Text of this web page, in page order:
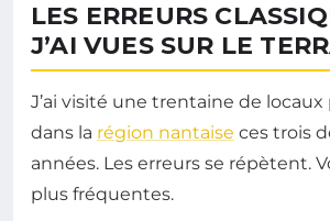
LES ERREURS
J’AI VUES SUR LE
J’ai visité une trentaine de
dans la région nantaise ces trois
années. Les erreurs se répètent.
plus fréquentes.